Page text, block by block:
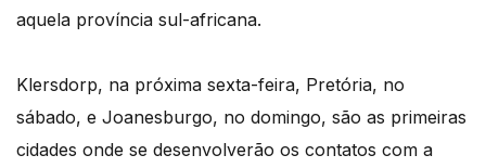
aquela província sul-africana.
Klersdorp, na próxima sexta-feira, Pretória, no
sábado, e Joanesburgo, no domingo, são as primeiras
cidades onde se desenvolverão os contatos com a